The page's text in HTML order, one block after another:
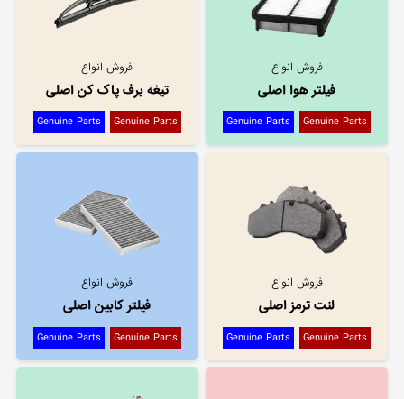
فروش انواع
فیلتر هوا اصلی
Genuine Parts
Genuine Parts
فروش انواع
تیغه برف پاک کن اصلی
Genuine Parts
Genuine Parts
فروش انواع
لنت ترمز اصلی
Genuine Parts
Genuine Parts
فروش انواع
فیلتر کابین اصلی
Genuine Parts
Genuine Parts